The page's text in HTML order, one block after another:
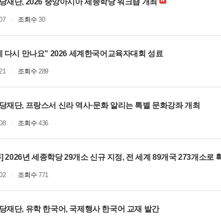
재단, 2026 중앙아시아 세종학당 워크숍 개최
조회수30
다시 만나요" 2026 세계한국어교육자대회 성료
조회수289
재단, 프랑스서 신라 역사·문화 알리는 특별 문화강좌 개최
조회수436
2026년 세종학당 29개소 신규 지정, 전 세계 89개국 273개소로
조회수771
재단, 유학 한국어, 국제행사 한국어 교재 발간